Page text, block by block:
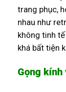
trang phục,
nhau như
không tinh
khá bất tiện
Gọng kính